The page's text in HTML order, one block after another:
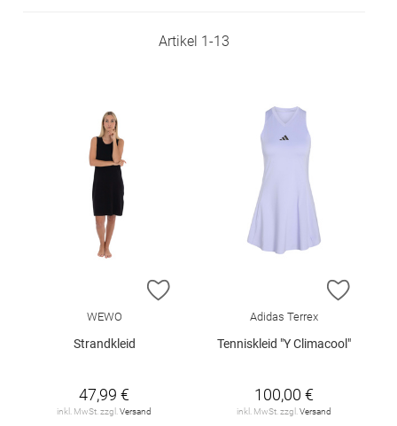
Artikel 1-13
ZUR WUNSCHLISTE HINZUFÜGEN
WEWO
Strandkleid
47,99 €
inkl. MwSt. zzgl. Versand
ZUR
Adidas Terrex
Tenniskleid "Y Climacool"
100,00 €
inkl. MwSt. zzgl. Versand